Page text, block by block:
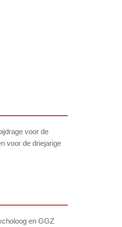
voor de
voor de driejarige
en GGZ